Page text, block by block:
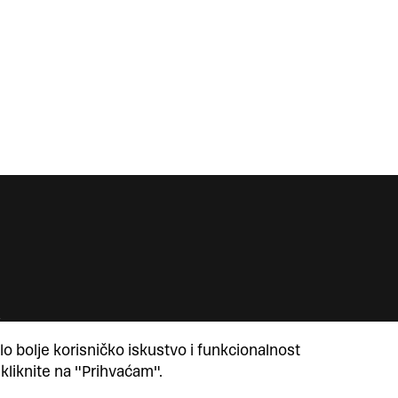
bolje korisničko iskustvo i funkcionalnost
na "Prihvaćam".